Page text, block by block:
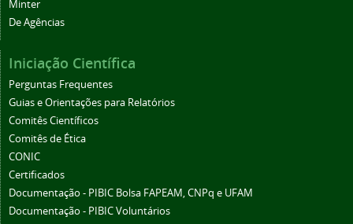
Minter
De Agências
Iniciação Científica
Perguntas Frequentes
Guias e Orientações para Relatórios
Comitês Científicos
Comitês de Ética
CONIC
Certificados
Documentação - PIBIC Bolsa FAPEAM, CNPq e UFAM
Documentação - PIBIC Voluntários